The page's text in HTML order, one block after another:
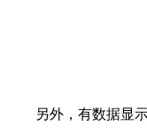
另外，有数据显示